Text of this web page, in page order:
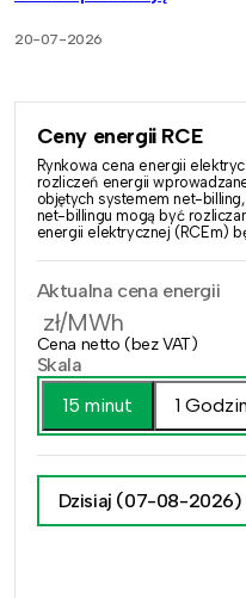
20-07-2026
Ceny energii RCE
Rynkowa cena energii
rozliczeń energii
objętych systemem net-
net-billingu mogą być
energii elektrycznej (RCEm)
Aktualna cena energii
zł/MWh
Cena netto (bez VAT)
Skala
15 minut
1
Dzisiaj (07-08-2026)